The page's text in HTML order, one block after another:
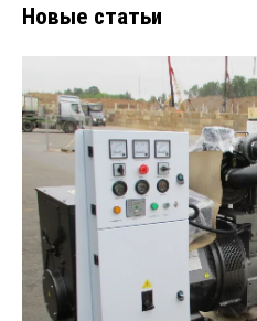
Новые статьи